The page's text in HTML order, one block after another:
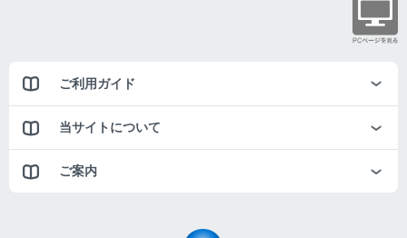
ご利用ガイド
当サイトについて
ご案内